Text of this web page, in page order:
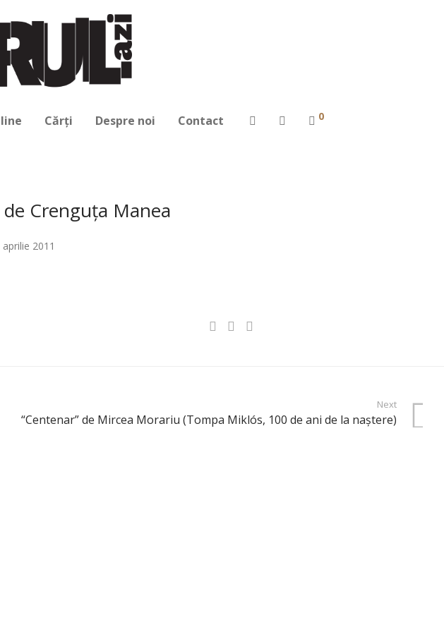
Cărți Despre noi Contact 0
Crenguţa Manea
aprilie 2011
Next
“Centenar” de Mircea Morariu (Tompa Miklós, 100 de ani de la naştere)